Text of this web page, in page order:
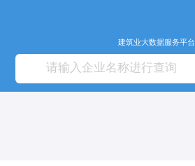
建筑业大数据服务平台